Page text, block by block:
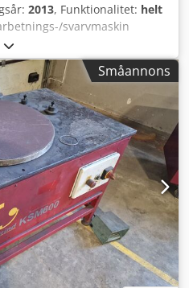
2013, Funktionalitet: helt
svarvmaskin
är begagnad, i gott
kan ses och testas på plats.
FDA 500 är avsedd för
ventilsätesytor, säten och
precisionssvarvning,
direkt på arbetsplatsen.
FDA 500 Årsmodell: 2013
Avsedd för reparation av
Noggrann bearbetning av
olika typer av
robust konstruktion
Tysk kvalitet Mer information:
företag inom energi, olje-
samt verkstäder och
svarar vi gärna.
Småannons